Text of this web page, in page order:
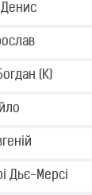
Денис
(K)
Дьє-Мерсі